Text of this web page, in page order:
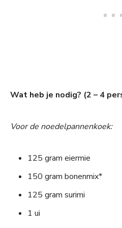
Wat heb je nodig? (2 – 4
Voor de noedelpannenkoek:
125 gram eiermie
150 gram bonenmix*
125 gram surimi
1 ui